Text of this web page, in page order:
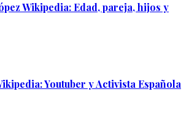
Wikipedia: Edad, pareja, hijos y
Youtuber y Activista Española